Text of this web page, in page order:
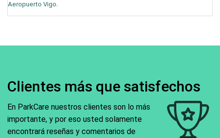
Aeropuerto Vigo.
Clientes más que satisfechos
En ParkCare nuestros clientes son lo más
importante, y por eso usted solamente
encontrará reseñas y comentarios de